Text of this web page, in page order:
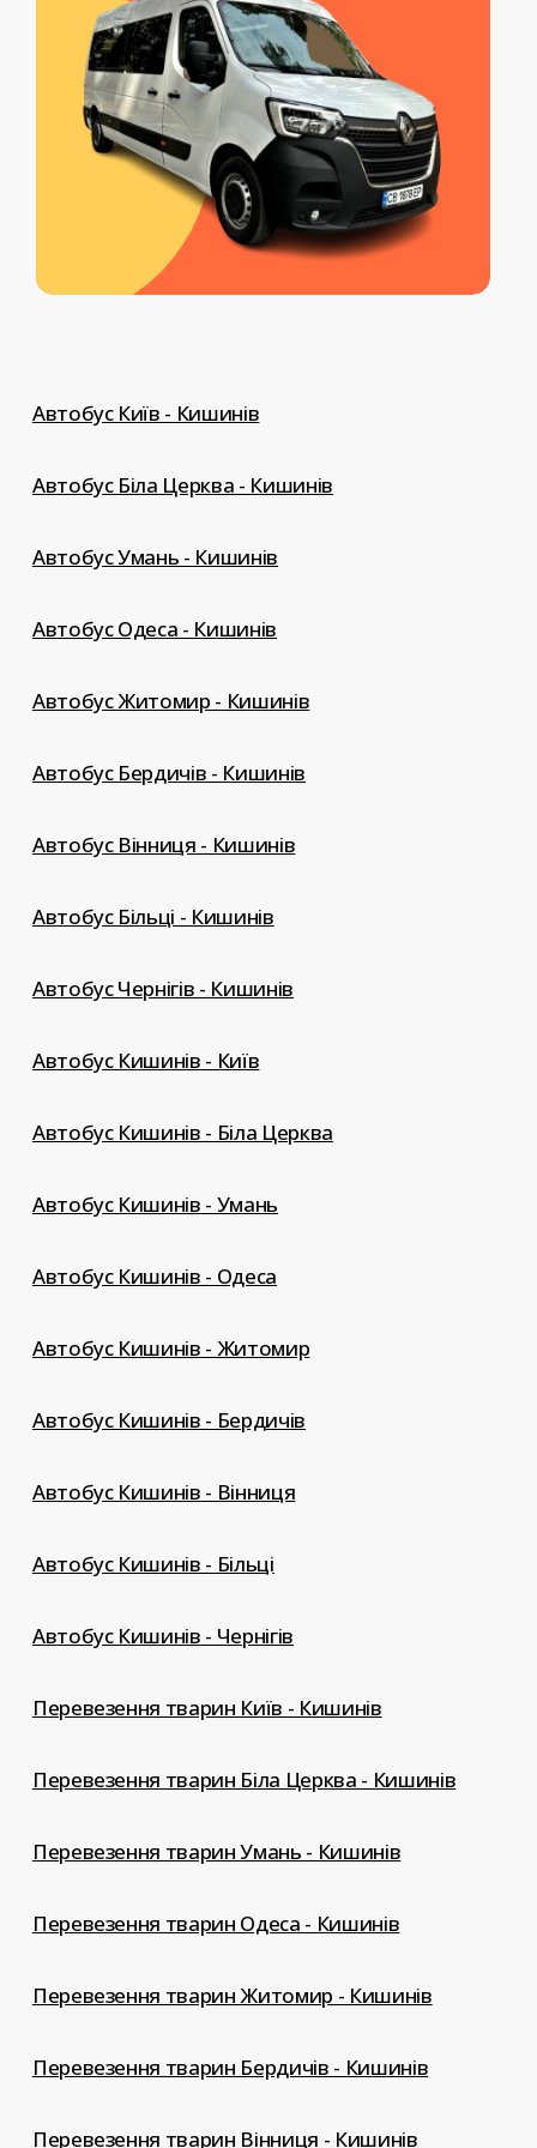
індивідуальний трансфер до
Європи.
Автобус Київ - Кишинів
Автобус Біла Церква - Кишинів
Автобус Умань - Кишинів
Автобус Одеса - Кишинів
Автобус Житомир - Кишинів
Автобус Бердичів - Кишинів
Автобус Вінниця - Кишинів
Автобус Більці - Кишинів
Автобус Чернігів - Кишинів
Автобус Кишинів - Київ
Автобус Кишинів - Біла Церква
Автобус Кишинів - Умань
Автобус Кишинів - Одеса
Автобус Кишинів - Житомир
Автобус Кишинів - Бердичів
Автобус Кишинів - Вінниця
Автобус Кишинів - Більці
Автобус Кишинів - Чернігів
Перевезення тварин Київ - Кишинів
Перевезення тварин Біла Церква - Кишинів
Перевезення тварин Умань - Кишинів
Перевезення тварин Одеса - Кишинів
Перевезення тварин Житомир - Кишинів
Перевезення тварин Бердичів - Кишинів
Перевезення тварин Вінниця - Кишинів